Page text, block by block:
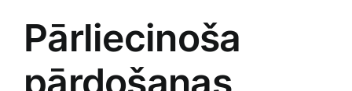
Zoo preces
Pārliecinoša ​